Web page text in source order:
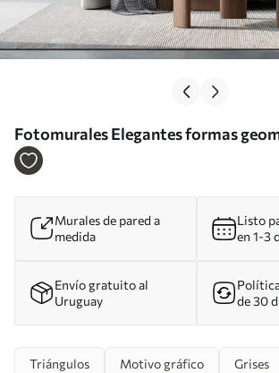
Fotomurales Elegantes formas
triángulos y esquinas de color gris
Murales de pared a
medida
Listo
en 1-3
Envío gratuito al
Uruguay
de 30
Triángulos Motivo gráfico Grises